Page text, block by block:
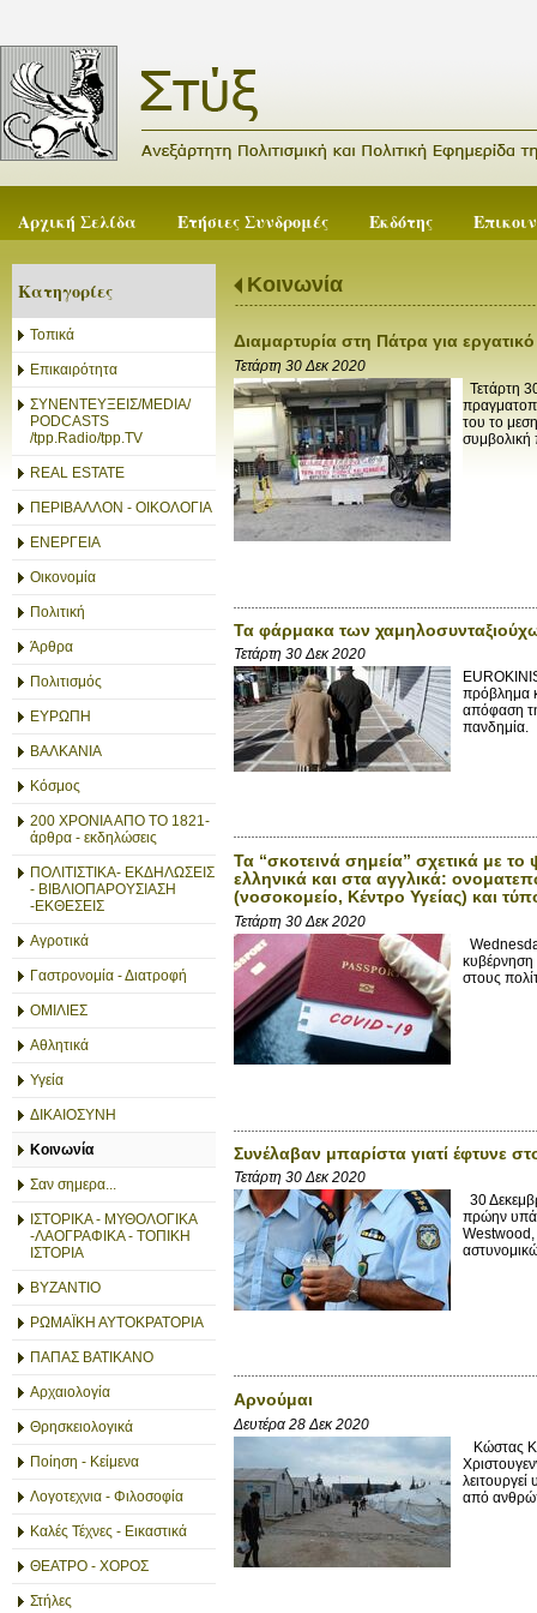
Αρχική Σελίδα Ετήσιες Συνδρομές Εκδότης
Κατηγορίες
Τοπικά
Επικαιρότητα
ΣΥΝΕΝΤΕΥΞΕΙΣ/MEDIA/
PODCASTS
/tpp.Radio/tpp.TV
REAL ESTATE
ΠΕΡΙΒΑΛΛΟΝ - ΟΙΚΟΛΟΓΙΑ
ΕΝΕΡΓΕΙΑ
Οικονομία
Πολιτική
Άρθρα
Πολιτισμός
ΕΥΡΩΠΗ
ΒΑΛΚΑΝΙΑ
Κόσμος
200 ΧΡΟΝΙΑ ΑΠΟ ΤΟ 1821-
άρθρα - εκδηλώσεις
ΠΟΛΙΤΙΣΤΙΚΑ- ΕΚΔΗΛΩΣΕΙΣ
- ΒΙΒΛΙΟΠΑΡΟΥΣΙΑΣΗ
-ΕΚΘΕΣΕΙΣ
Αγροτικά
Γαστρονομία - Διατροφή
ΟΜΙΛΙΕΣ
Αθλητικά
Υγεία
ΔΙΚΑΙΟΣΥΝΗ
Κοινωνία
Σαν σημερα...
ΙΣΤΟΡΙΚΑ - ΜΥΘΟΛΟΓΙΚΑ
-ΛΑΟΓΡΑΦΙΚΑ - ΤΟΠΙΚΗ
ΙΣΤΟΡΙΑ
ΒΥΖΑΝΤΙΟ
ΡΩΜΑΪΚΗ ΑΥΤΟΚΡΑΤΟΡΙΑ
ΠΑΠΑΣ ΒΑΤΙΚΑΝΟ
Αρχαιολογία
Θρησκειολογικά
Ποίηση - Κείμενα
Λογοτεχνια - Φιλοσοφία
Καλές Τέχνες - Εικαστικά
ΘΕΑΤΡΟ - ΧΟΡΟΣ
Στήλες
Κοινωνία
Διαμαρτυρία στη Πάτρα για
Τετάρτη 30 Δεκ 2020
Τετάρτη
του το
συμβολική
Τα φάρμακα των
Τετάρτη 30 Δεκ 2020
πρόβλημα
απόφαση
πανδημία.
Τα “σκοτεινά σημεία” σχετικά με
ελληνικά και στα αγγλικά:
(νοσοκομείο, Κέντρο Υγείας) και
Τετάρτη 30 Δεκ 2020
κυβέρνηση
στους
Συνέλαβαν μπαρίστα γιατί έφτυνε
Τετάρτη 30 Δεκ 2020
30
πρώην
Westwood,
Αρνούμαι
Δευτέρα 28 Δεκ 2020
Κώστας
από